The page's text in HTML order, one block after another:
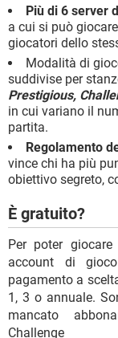
Più di 6 server
a cui si può
giocatori dello
Modalità di
suddivise per
Prestigious,
in cui variano il
partita.
Regolamento
vince chi ha più
obiettivo segreto,
È gratuito?
Per poter
account di
pagamento a
1, 3 o annuale.
mancato
Challenge